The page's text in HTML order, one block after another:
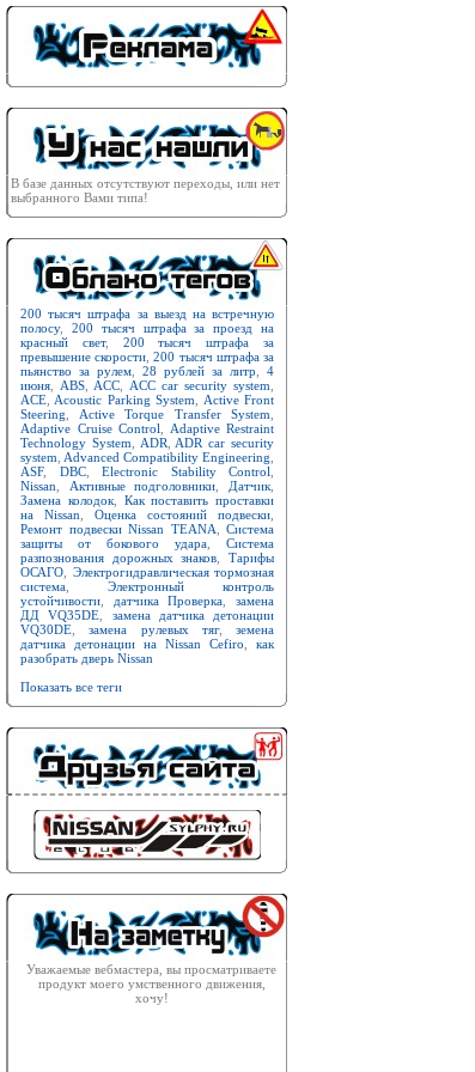
В базе данных отсутствуют переходы, или нет
выбранного Вами типа!
200 тысяч штрафа за выезд на встречную
полосу, 200 тысяч штрафа за проезд на
красный свет, 200 тысяч штрафа за
превышение скорости ,200 тысяч штрафа за
пьянство за рулем
28 рублей за литр
4
июня
ABS ACC ACC car security system
ACE Acoustic Parking System
Active Front
Steering
Active Torque Transfer System
Adaptive Cruise Control
Adaptive Restraint
Technology System
ADR
ADR car security
system Advanced Compatibility Engineering
ASF, DBC, Electronic Stability Control
Nissan
Активные подголовники Датчик
Замена колодок, Как поставить проставки
на Nissan
Оценка состояний подвески
Ремонт подвески Nissan TEANA
Система
защиты от бокового удара
Система
разпознования дорожных знаков ,Тарифы
ОСАГО
Электрогидравлическая тормозная
система
Электронный контроль
устойчивости
датчика Проверка ,замена
ДД VQ35DE
замена датчика детонации
VQ30DE ,замена рулевых тяг, земена
датчика детонации на Nissan Cefiro
как
разобрать дверь Nissan
Показать все теги
Уважаемые вебмастера, вы просматриваете
продукт моего умственного движения,
хочу!